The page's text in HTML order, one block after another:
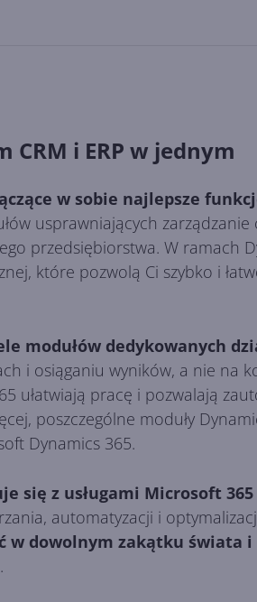
CRM i ERP w jednym
w sobie najlepsze
usprawniających
przedsiębiorstwa. W ramach
które pozwolą Ci szybko i
modułów dedykowanych
i osiąganiu wyników, a nie na
ułatwiają pracę i pozwalają
poszczególne moduły
Dynamics 365.
się z usługami Microsoft
automatyzacji i
w dowolnym zakątku